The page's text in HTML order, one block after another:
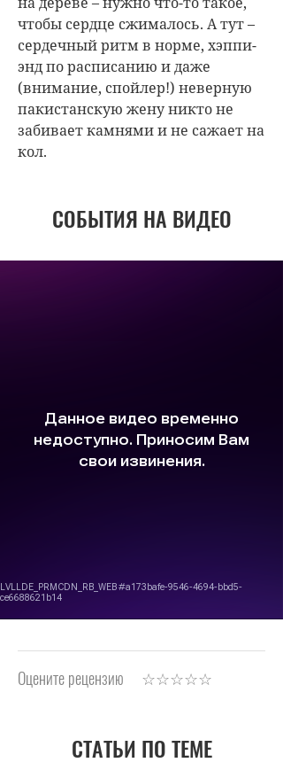
чтобы сердце сжималось. А тут –
сердечный ритм в норме, хэппи-
энд по расписанию и даже
(внимание, спойлер!) неверную
пакистанскую жену никто не
забивает камнями и не сажает на
кол.
СОБЫТИЯ НА ВИДЕО
Оцените рецензию
СТАТЬИ ПО ТЕМЕ